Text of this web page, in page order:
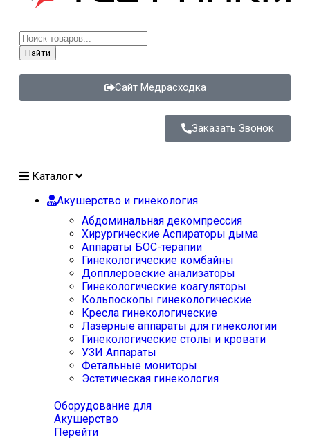
Найти
Сайт Медрасходка
Заказать Звонок
Каталог
Акушерство и гинекология
Абдоминальная декомпрессия
Хирургические Аспираторы дыма
Аппараты БОС-терапии
Гинекологические комбайны
Допплеровские анализаторы
Гинекологические коагуляторы
Кольпоскопы гинекологические
Кресла гинекологические
Лазерные аппараты для гинекологии
Гинекологические столы и кровати
УЗИ Аппараты
Фетальные мониторы
Эстетическая гинекология
Оборудование для
Акушерство
Перейти